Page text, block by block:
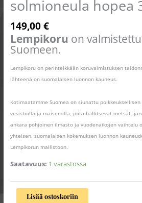
solmioneula hopea
149,00€
Lempikoru on
Suomeen.
Lempikoru on perinteikkään koruvalmistuksen
lähteenä on suomalaisen luonnon kauneus.
Kotimaatamme Suomea on siunattu
vesistöillä ja maisemilla, joita hallitsevat metsät,
ankara pohjoinen ilmasto ja vuodenaikojen vaihtelu
yhteisen, suomalaisen kokemuksen luonnon
Lempikorun mallistoon.
Saatavuus: 1 varastossa
Lisää ostoskoriin